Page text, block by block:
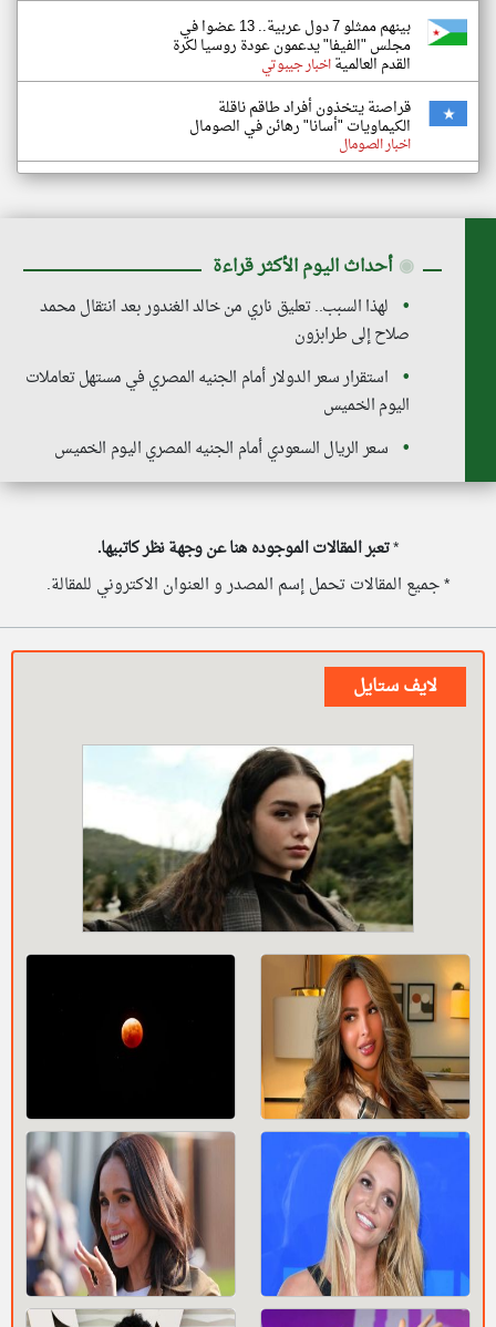
بينهم ممثلو 7 دول عربية.. 13 عضوا في
مجلس "الفيفا" يدعمون عودة روسيا لكرة
القدم العالميةاخبار جيبوتي
قراصنة يتخذون أفراد طاقم ناقلة
الكيماويات "أسانا" رهائن في الصومال
اخبار الصومال
◉ أحداث اليوم الأكثر قراءة
لهذا السبب.. تعليق ناري من خالد الغندور بعد انتقال محمد
صلاح إلى طرابزون
استقرار سعر الدولار أمام الجنيه المصري في مستهل تعاملات
اليوم الخميس
سعر الريال السعودي أمام الجنيه المصري اليوم الخميس
*تعبر المقالات الموجوده هنا عن وجهة نظر كاتبيها.
* جميع المقالات تحمل إسم المصدر و العنوان الاكتروني للمقالة.
لايف ستايل